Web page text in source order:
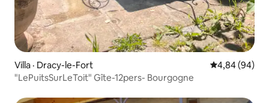
Villa · Dracy-le-Fort Note
4,84 (94)
"LePuitsSurLeToit" Gîte-12pers- Bourgogne